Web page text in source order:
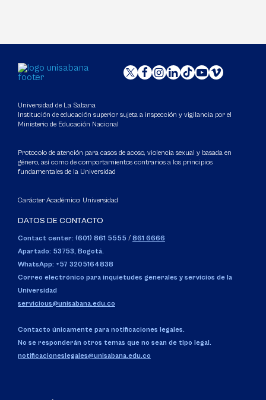
Universidad de La Sabana
Institución de educación superior sujeta a inspección y vigilancia por el
Ministerio de Educación Nacional
Protocolo de atención para casos de acoso, violencia sexual y basada en
género, así como de comportamientos contrarios a los principios
fundamentales de la Universidad
Carácter Académico: Universidad
DATOS DE CONTACTO
Contact center: (601) 861 5555 / 861 6666
Apartado: 53753, Bogotá.
WhatsApp: +57 3205164838
Correo electrónico para inquietudes generales y servicios de la
Universidad
servicious@unisabana.edu.co
Contacto únicamente para notificaciones legales.
No se responderán otros temas que no sean de tipo legal.
notificacioneslegales@unisabana.edu.co